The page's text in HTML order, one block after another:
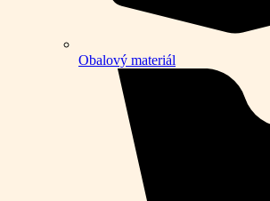
Obalový materiál